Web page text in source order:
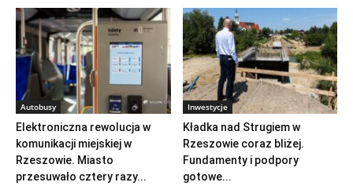
Autobusy
Elektroniczna rewolucja w
komunikacji miejskiej w
Rzeszowie. Miasto
przesuwało cztery razy...
Inwestycje
Kładka nad Strugiem w
Rzeszowie coraz bliżej.
Fundamenty i podpory
gotowe...